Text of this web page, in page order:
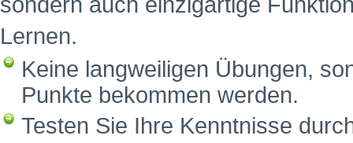
Lernen.
Keine langweiligen Übungen,
Punkte bekommen werden.
Testen Sie Ihre Kenntnisse